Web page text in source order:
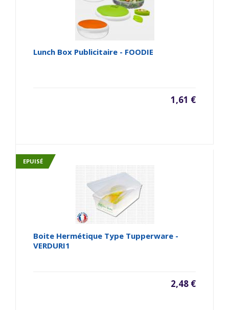
Lunch Box Publicitaire - FOODIE
1,61 €
EPUISÉ
Boite Hermétique Type Tupperware -
VERDURI1
2,48 €